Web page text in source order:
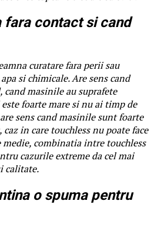
fara contact si cand
curatare fara perii sau
si chimicale. Are sens cand
masinile au suprafete
foarte mare si nu ai timp de
sens cand masinile sunt foarte
in care touchless nu poate face
combinatia intre touchless
cazurile extreme da cel mai
calitate.
o spuma pentru